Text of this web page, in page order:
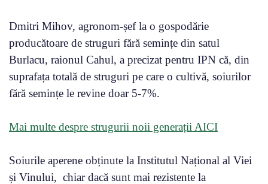
Dmitri Mihov, agronom-șef la o gospodărie
producătoare de struguri fără semințe din satul
Burlacu, raionul Cahul, a precizat pentru IPN că, din
suprafața totală de struguri pe care o cultivă, soiurilor
fără semințe le revine doar 5-7%.
Mai multe despre strugurii noii generații AICI
Soiurile aperene obținute la Institutul Național al Viei
și Vinului, chiar dacă sunt mai rezistente la